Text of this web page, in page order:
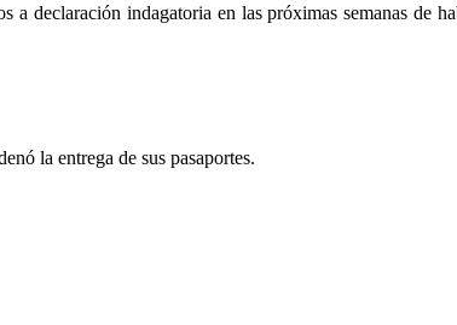
declaración indagatoria en las próximas semanas de
la entrega de sus pasaportes.